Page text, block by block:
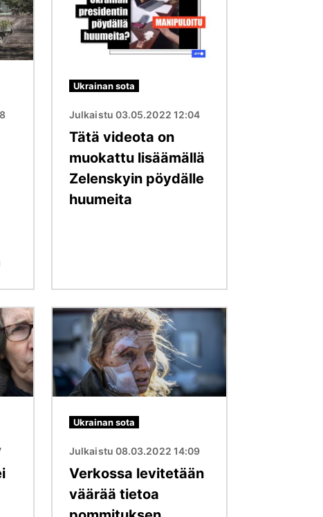
Ukrainan sota
Julkaistu 03.05.2022 12:04
Tätä videota on
muokattu lisäämällä
Zelenskyin pöydälle
huumeita
Kuva
Ukrainan sota
Julkaistu 08.03.2022 14:09
Verkossa levitetään
väärää tietoa